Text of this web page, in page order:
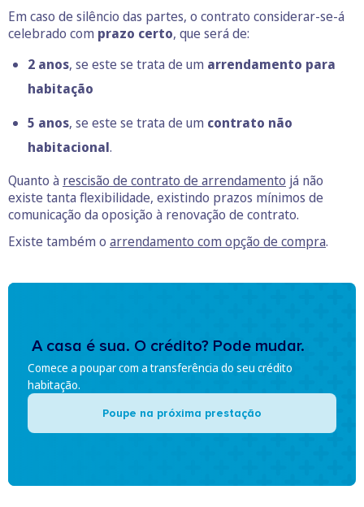
Em caso de silêncio das partes, o contrato considerar-se-á
celebrado com prazo certo, que será de:
2 anos, se este se trata de um arrendamento para
habitação
5 anos, se este se trata de um contrato não
habitacional.
Quanto à rescisão de contrato de arrendamento já não
existe tanta flexibilidade, existindo prazos mínimos de
comunicação da oposição à renovação de contrato.
Existe também o arrendamento com opção de compra.
A casa é sua. O crédito? Pode mudar.
Comece a poupar com a transferência do seu crédito
habitação.
Poupe na próxima prestação